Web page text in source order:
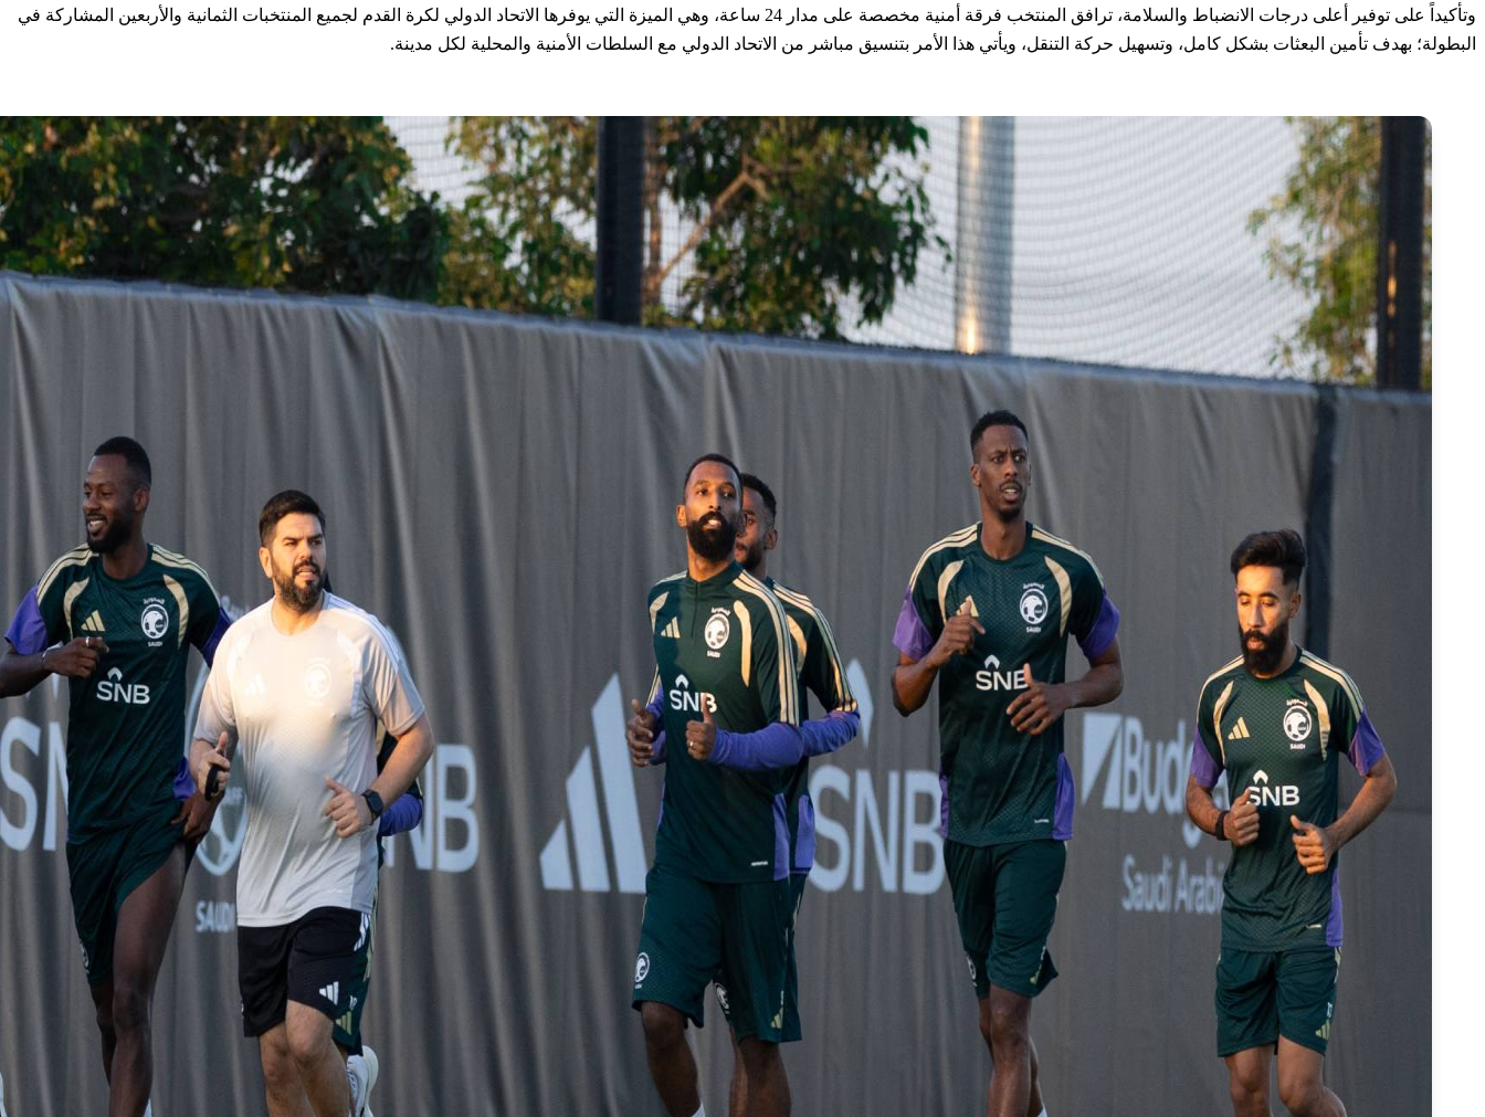
وتأكيداً على توفير أعلى درجات الانضباط والسلامة، ترافق المنتخب فرقة أمنية مخصصة على مدار 24 ساعة، وهي الميزة التي يوفرها الاتحاد الدولي لكرة القدم لجميع المنتخبات الثمانية والأربعين المشاركة في
البطولة؛ بهدف تأمين البعثات بشكل كامل، وتسهيل حركة التنقل، ويأتي هذا الأمر بتنسيق مباشر من الاتحاد الدولي مع السلطات الأمنية والمحلية لكل مدينة.